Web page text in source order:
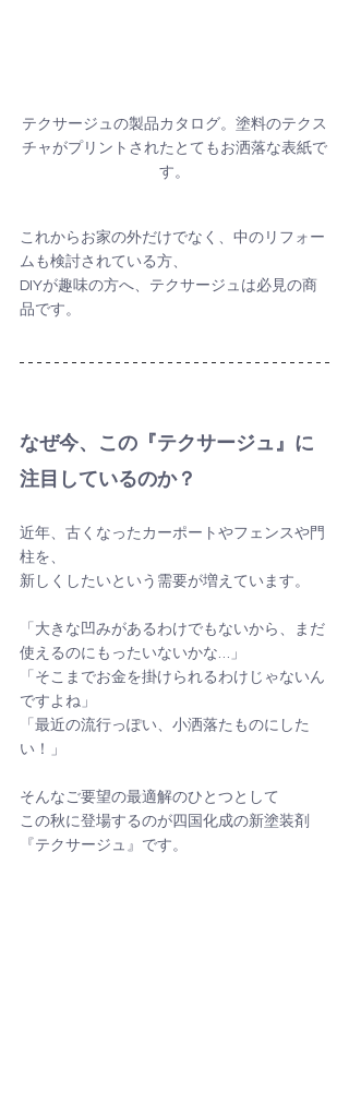
テクサージュの製品カタログ。塗料のテクス
チャがプリントされたとてもお洒落な表紙で
す。
これからお家の外だけでなく、中のリフォー
ムも検討されている方、
DIYが趣味の方へ、テクサージュは必見の商
品です。
なぜ今、この『テクサージュ』に
注目しているのか？
近年、古くなったカーポートやフェンスや門
柱を、
新しくしたいという需要が増えています。
「大きな凹みがあるわけでもないから、まだ
使えるのにもったいないかな…」
「そこまでお金を掛けられるわけじゃないん
ですよね」
「最近の流行っぽい、小洒落たものにした
い！」
そんなご要望の最適解のひとつとして
この秋に登場するのが四国化成の新塗装剤
『テクサージュ』です。